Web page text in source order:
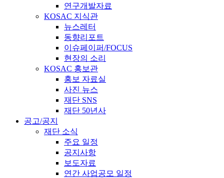
연구개발자료
KOSAC 지식관
뉴스레터
동향리포트
이슈페이퍼/FOCUS
현장의 소리
KOSAC 홍보관
홍보 자료실
사진 뉴스
재단 SNS
재단 50년사
공고/공지
재단 소식
주요 일정
공지사항
보도자료
연간 사업공모 일정